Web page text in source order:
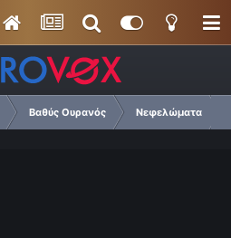
Βαθύς Ουρανός Νεφελώματα